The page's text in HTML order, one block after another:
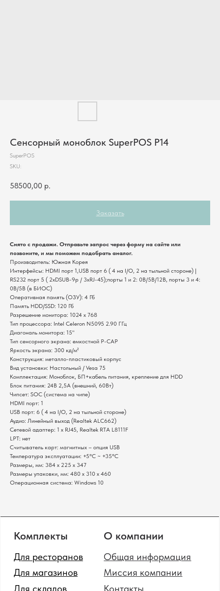
Сенсорный моноблок SuperPOS P14
SuperPOS
SKU:
58500,00 р.
Заказать
Снято с продажи. Отправьте запрос через форму на сайте или
позвоните, и мы поможем подобрать аналог.
Производитель: Южная Корея
Интерфейсы: HDMI порт 1,USB порт 6 ( 4 на I/O, 2 на тыльной стороне) |
RS232 порт 5 ( 2xDSUB-9p / 3xRJ-45);порты 1 и 2: 0В/5В/12В, порты 3 и 4:
0В/5В (в БИОС)
Оперативная память (ОЗУ): 4 Гб
Память HDD/SSD: 120 Гб
Разрешение монитора: 1024 х 768
Тип процессора: Intel Celeron N5095 2.90 ГГц
Диагональ монитора: 15"
Тип сенсорного экрана: емкостной P-CAP
Яркость экрана: 300 кд/м²
Конструкция: металло-пластиковый корпус
Вид установки: Настольный / Vesa 75
Комплектация: Моноблок, БП+кабель питания, крепление для HDD
Блок питания: 24В 2,5A (внешний, 60Вт)
Чипсет: SOC (система на чипе)
HDMI порт: 1
USB порт: 6 ( 4 на I/O, 2 на тыльной стороне)
Аудио: Линейный выход (Realtek ALC662)
Сетевой адаптер: 1 x RJ45, Realtek RTА L8111F
LPT: нет
Считыватель карт: магнитных – опция USB
Температура эксплуатации: +5°C ~ +35°C
Размеры, мм: 384 x 225 x 347
Размеры упаковки, мм: 480 x 310 x 460
Операционная система: Windows 10
Комплекты
Контакты
Для ресторанов
Для магазинов
Для складов
Монтаж оборудования
Общая информация
Полный каталог оборудования
О компании
Миссия компании
Настройка систем
Сервисное
обслуживание
Основные услуги
Терминалы сбора данных
Фискальные регистраторы
Принтеры этикеток
Принтеры чеков Неттопы
Клавиатуры
Сайт от GetProSite
Меню-борды
Промышленные